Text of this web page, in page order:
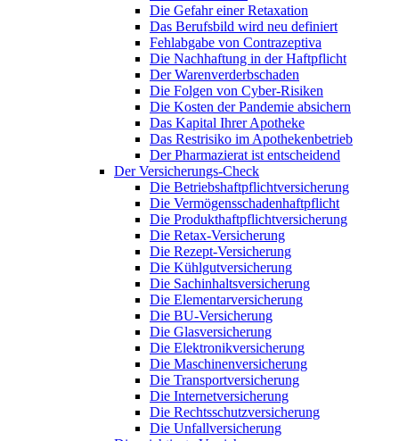
Die Gefahr einer Retaxation
Das Berufsbild wird neu definiert
Fehlabgabe von Contrazeptiva
Die Nachhaftung in der Haftpflicht
Der Warenverderbschaden
Die Folgen von Cyber-Risiken
Die Kosten der Pandemie absichern
Das Kapital Ihrer Apotheke
Das Restrisiko im Apothekenbetrieb
Der Pharmazierat ist entscheidend
Der Versicherungs-Check
Die Betriebshaftpflichtversicherung
Die Vermögensschadenhaftpflicht
Die Produkthaftpflichtversicherung
Die Retax-Versicherung
Die Rezept-Versicherung
Die Kühlgutversicherung
Die Sachinhaltsversicherung
Die Elementarversicherung
Die BU-Versicherung
Die Glasversicherung
Die Elektronikversicherung
Die Maschinenversicherung
Die Transportversicherung
Die Internetversicherung
Die Rechtsschutzversicherung
Die Unfallversicherung